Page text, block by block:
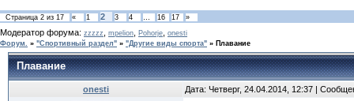
Страница 2 из 17 « 1 2 3 4 … 16 17 »
Модератор форума: zzzzz mpelion Pohorje onesti
Форум. » "Спортивный раздел" » "Другие виды спорта" » Плавание
Плавание
onesti Дата: Четверг, 24.04.2014, 12:37 |